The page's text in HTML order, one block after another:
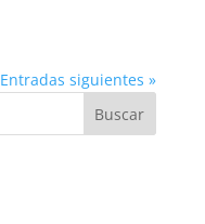
Entradas siguientes »